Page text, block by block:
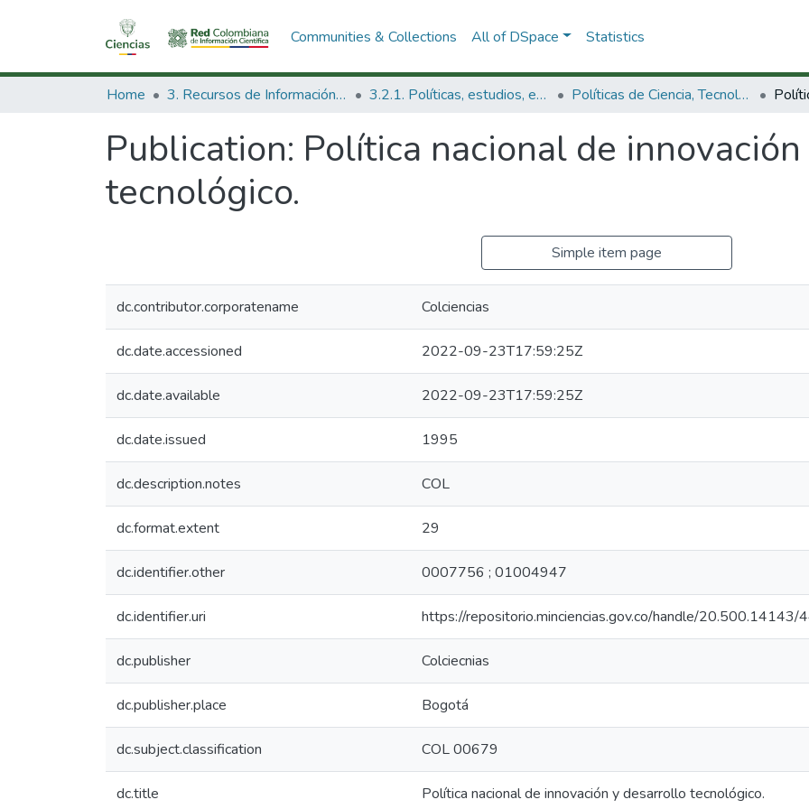
Communities & Collections All of DSpace Statistics
Home 3. Recursos de Información Científica y Tecnológica 3.2.1. Políticas, estudios, evaluaciones e indicadores de CTeI Políticas de Ciencia, Tecnología e Innovación
Publication: Política nacional de
tecnológico.
Simple item page
dc.contributor.corporatename Colciencias
dc.date.accessioned 2022-09-23T17:59:25Z
dc.date.available 2022-09-23T17:59:25Z
dc.date.issued 1995
dc.description.notes COL
dc.format.extent 29
dc.identifier.other 0007756 ; 01004947
dc.identifier.uri https://repositorio.minciencias.gov.co/handle/20.500.14143/
dc.publisher Colciecnias
dc.publisher.place Bogotá
dc.subject.classification COL 00679
dc.title Política nacional de innovación y desarrollo tecnológico.